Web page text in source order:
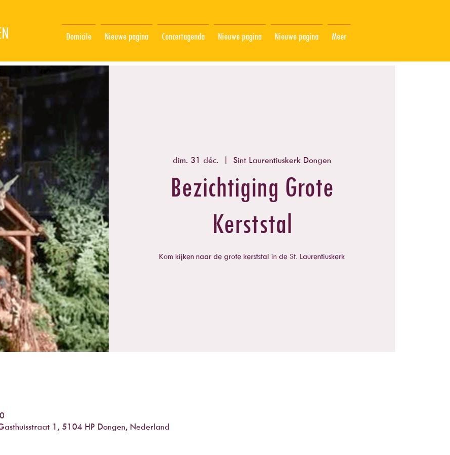
Domicile Nieuwe pagina Concertagenda Nieuwe pagina Nieuwe pagina Meer
dim. 31 déc. Sint Laurentiuskerk Dongen
Bezichtiging Grote
Kerststal
Kom kijken naar de grote kerststal in de St. Laurentiuskerk
1, 5104 HP Dongen, Nederland